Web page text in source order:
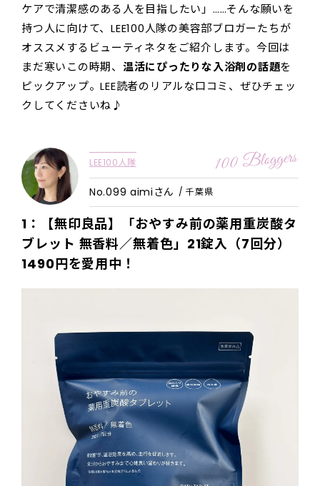
ケアで清潔感のある人を目指したい」……そんな願いを
持つ人に向けて、LEE100人隊の美容部ブロガーたちが
オススメするビューティネタをご紹介します。今回は
まだ寒いこの時期、 温活にぴったりな入浴剤の話題を
ピックアップ。LEE読者のリアルな口コミ、ぜひチェッ
クしてくださいね♪
LEE100人隊
No.099 aimiさん / 千葉県
1：【無印良品】「おやすみ前の薬用重炭酸タ
ブレット 無香料／無着色」21錠入（7回分）
1490円を愛用中！